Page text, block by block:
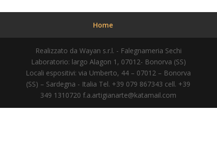
Home
Realizzato da Wayan s.r.l. - Falegnameria Sechi
Laboratorio: largo Alagon 1, 07012- Bonorva (SS)
Locali espositivi: via Umberto, 44 – 07012 – Bonorva
(SS) – Sardegna - Italia Tel. +39 079 867343 cell. +39
349 1310720f.a.artigianarte@katamail.com